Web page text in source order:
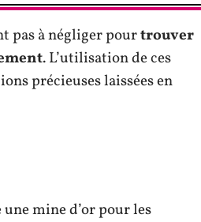
pas à négliger pourtrouver
. L’utilisation de ces
précieuses laissées en
une mine d’or pour les